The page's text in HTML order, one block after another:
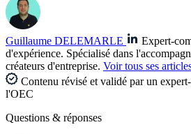
Guillaume DELEMARLE
Expert-
d'expérience. Spécialisé dans
créateurs d'entreprise. Voir tous ses
Contenu révisé et validé par un
l'OEC
Questions & réponses